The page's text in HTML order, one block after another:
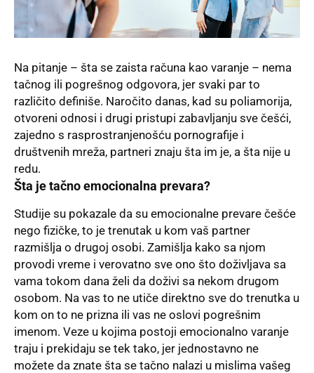
Na pitanje – šta se zaista računa kao varanje – nema
tačnog ili pogrešnog odgovora, jer svaki par to
različito definiše. Naročito danas, kad su poliamorija,
otvoreni odnosi i drugi pristupi zabavljanju sve češći,
zajedno s rasprostranjenošću pornografije i
društvenih mreža, partneri znaju šta im je, a šta nije u
redu.
Šta je tačno emocionalna prevara?
Studije su pokazale da su emocionalne prevare češće
nego fizičke, to je trenutak u kom vaš partner
razmišlja o drugoj osobi. Zamišlja kako sa njom
provodi vreme i verovatno sve ono što doživljava sa
vama tokom dana želi da doživi sa nekom drugom
osobom. Na vas to ne utiče direktno sve do trenutka u
kom on to ne prizna ili vas ne oslovi pogrešnim
imenom. Veze u kojima postoji emocionalno varanje
traju i prekidaju se tek tako, jer jednostavno ne
možete da znate šta se tačno nalazi u mislima vašeg